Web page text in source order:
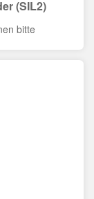
(SIL2)
bitte